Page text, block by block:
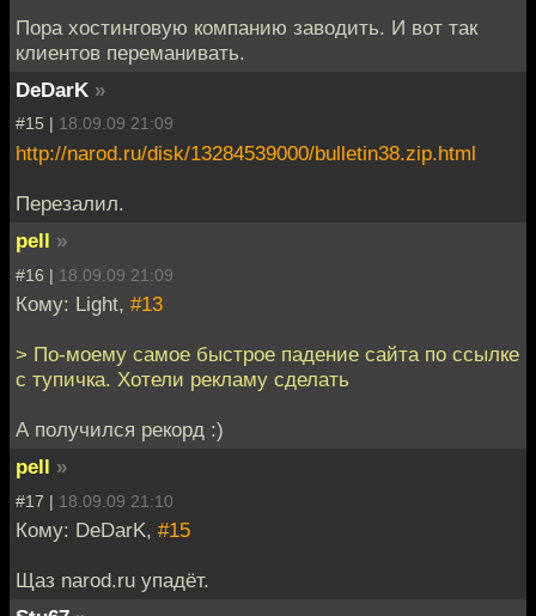
Пора хостинговую компанию заводить. И вот так
клиентов переманивать.
DeDarK »
#15 | 18.09.09 21:09
http://narod.ru/disk/13284539000/bulletin38.zip.html
Перезалил.
pell »
#16 | 18.09.09 21:09
Кому: Light, #13
> По-моему самое быстрое падение сайта по ссылке
с тупичка. Хотели рекламу сделать
А получился рекорд :)
pell »
#17 | 18.09.09 21:10
Кому: DeDarK, #15
Щаз narod.ru упадёт.